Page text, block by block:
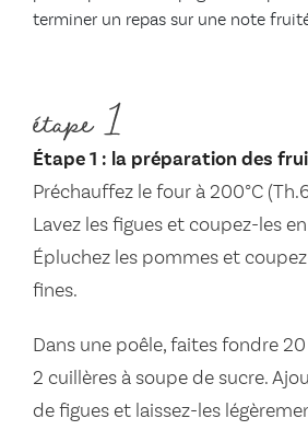
terminer un repas sur une note
étape 1
Étape 1 : la préparation des
Préchauffez le four à 200°C
Lavez les figues et coupez-les
Épluchez les pommes et
fines.
Dans une poêle, faites fondre
2 cuillères à soupe de sucre.
de figues et laissez-les